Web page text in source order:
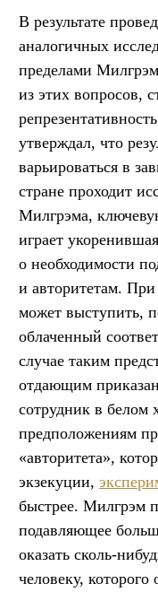
В результате
аналогичных
пределами
из этих вопросов,
утверждал, что
варьироваться в
стране проходит
Милгрэма,
играет
о необходимости
и авторитетам. При
может выступить,
облаченный
случае таким
отдающим
сотрудник в белом
предположениям
«авторитета»,
экзекуции,
быстрее. Милгрэм
подавляющее
оказать сколь-
человеку,